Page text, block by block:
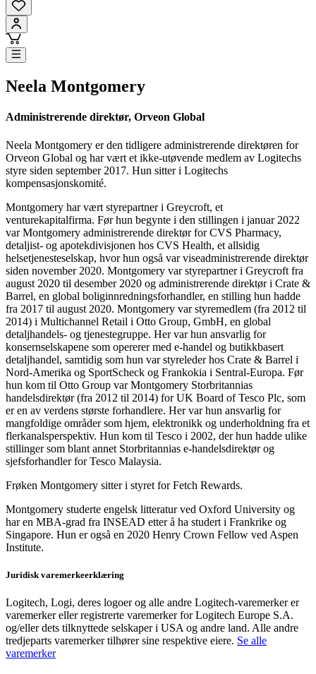
Neela Montgomery
Administrerende direktør, Orveon Global
Neela Montgomery er den tidligere administrerende direktøren for
Orveon Global og har vært et ikke-utøvende medlem av Logitechs
styre siden september 2017. Hun sitter i Logitechs
kompensasjonskomité.
Montgomery har vært styrepartner i Greycroft, et
venturekapitalfirma. Før hun begynte i den stillingen i januar 2022
var Montgomery administrerende direktør for CVS Pharmacy,
detaljist- og apotekdivisjonen hos CVS Health, et allsidig
helsetjenesteselskap, hvor hun også var viseadministrerende direktør
siden november 2020. Montgomery var styrepartner i Greycroft fra
august 2020 til desember 2020 og administrerende direktør i Crate &
Barrel, en global boliginnredningsforhandler, en stilling hun hadde
fra 2017 til august 2020. Montgomery var styremedlem (fra 2012 til
2014) i Multichannel Retail i Otto Group, GmbH, en global
detaljhandels- og tjenestegruppe. Her var hun ansvarlig for
konsernselskapene som opererer med e-handel og butikkbasert
detaljhandel, samtidig som hun var styreleder hos Crate & Barrel i
Nord-Amerika og SportScheck og Frankokia i Sentral-Europa. Før
hun kom til Otto Group var Montgomery Storbritannias
handelsdirektør (fra 2012 til 2014) for UK Board of Tesco Plc, som
er en av verdens største forhandlere. Her var hun ansvarlig for
mangfoldige områder som hjem, elektronikk og underholdning fra et
flerkanalsperspektiv. Hun kom til Tesco i 2002, der hun hadde ulike
stillinger som blant annet Storbritannias e-handelsdirektør og
sjefsforhandler for Tesco Malaysia.
Frøken Montgomery sitter i styret for Fetch Rewards.
Montgomery studerte engelsk litteratur ved Oxford University og
har en MBA-grad fra INSEAD etter å ha studert i Frankrike og
Singapore. Hun er også en 2020 Henry Crown Fellow ved Aspen
Institute.
Juridisk varemerkeerklæring
Logitech, Logi, deres logoer og alle andre Logitech-varemerker er
varemerker eller registrerte varemerker for Logitech Europe S.A.
og/eller dets tilknyttede selskaper i USA og andre land. Alle andre
tredjeparts varemerker tilhører sine respektive eiere. Se alle
varemerker